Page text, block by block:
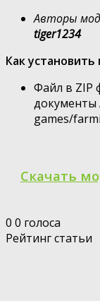
Авторы
tiger1234
Как
Файл в ZIP
документы
games/
Скачать
0 0 голоса
Рейтинг статьи